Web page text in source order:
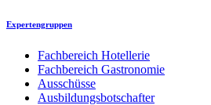
Expertengruppen
Fachbereich Hotellerie
Fachbereich Gastronomie
Ausschüsse
Ausbildungsbotschafter